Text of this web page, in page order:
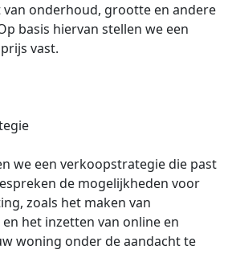
van onderhoud, grootte en andere
basis hiervan stellen we een
vast.
we een verkoopstrategie die past
de mogelijkheden voor
zoals het maken van
het inzetten van online en
woning onder de aandacht te